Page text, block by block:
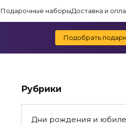
Подарочные наборыДоставка и
Подобрать
Рубрики
Дни рождения и